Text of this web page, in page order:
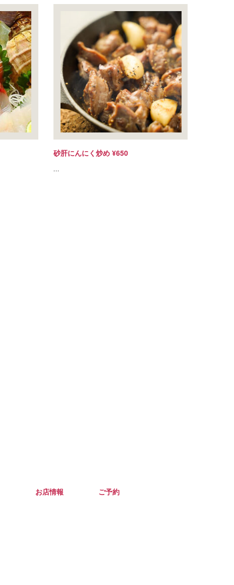
砂肝にんにく炒め ¥650
…
お店情報 ご予約